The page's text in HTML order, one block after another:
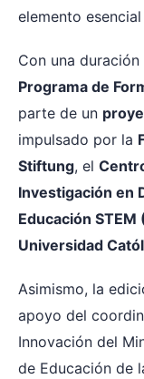
elemento
Con una
Programa de
parte de un
impulsado por la
Stiftung, el
Investigación en
Educación STEM
Universidad
Asimismo, la
apoyo del
Innovación del
de Educación de